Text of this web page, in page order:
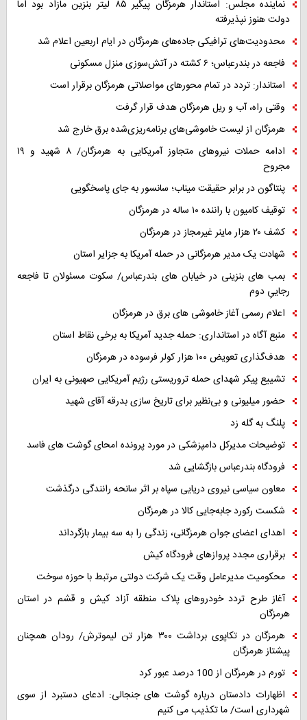
نماینده مجلس: استاندار هرمزگان پیگیر ۸۵ لیتر بنزین مازاد بود اما
دولت هنوز نپذیرفته
محدودیت‌های ترافیکی جاده‌های هرمزگان در ایام اربعین اعلام شد
فاجعه در بندرعباس؛ ۶ کشته در آتش‌سوزی منزل مسکونی
استاندار: تردد در تمام محورهای مواصلاتی هرمزگان برقرار است
وقتی راه، آب و ریل هرمزگان هدف قرار گرفت
هرمزگان از لیست خاموشی‌های برنامه‌ریزی‌شده برق خارج شد
ادامه حملات نیروهای متجاوز آمریکایی به هرمزگان/ ۸ شهید و ۱۹
مجروح
پنتاگون در برابر حقیقت میناب؛ سانسور به جای پاسخگویی
توقیف کامیون با راننده ۱۰ ساله در هرمزگان
کشف ۲۰ هزار ماینر غیرمجاز در هرمزگان
شهادت یک مدیر هرمزگانی در حمله آمریکا به جزایر استان
بمب های بنزینی در خیابان های بندرعباس/ سکوت مسئولان تا فاجعه
رجاییِ دوم
اعلام رسمی آغاز خاموشی های برق در هرمزگان
منبع آگاه در استانداری: حمله جدید آمریکا به برخی نقاط استان
هدف‌گذاری تعویض ۱۰۰ هزار کولر فرسوده در هرمزگان
تشییع پیکر شهدای حمله تروریستی رژیم آمریکایی صهیونی به ایران
حضور میلیونی و بی‌نظیر برای تاریخ سازی بدرقه آقای شهید
پلنگ به گله زد
توضیحات مدیرکل دامپزشکی در مورد پرونده امحای گوشت های فاسد
فرودگاه بندرعباس بازگشایی شد
معاون سیاسی نیروی دریایی سپاه بر اثر سانحه رانندگی درگذشت
شکست رکورد جابه‌جایی کالا در هرمزگان
اهدای اعضای جوان هرمزگانی، زندگی را به سه بیمار بازگرداند
برقراری مجدد پروازهای فرودگاه کیش
محکومیت مدیرعامل وقت یک شرکت دولتی مرتبط با حوزه سوخت
آغاز طرح تردد خودروهای پلاک منطقه آزاد کیش و قشم در استان
هرمزگان
هرمزگان در تکاپوی برداشت ۳۰۰ هزار تن لیموترش/ رودان همچنان
پیشتاز هرمزگان
تورم در هرمزگان از 100 درصد عبور کرد
اظهارات دادستان درباره گوشت های جنجالی: ادعای دستبرد از سوی
شهرداری است/ ما تکذیب می کنیم